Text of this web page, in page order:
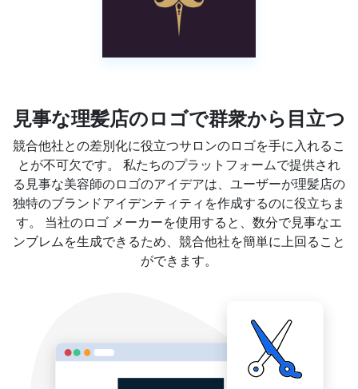
見事な理髪店のロゴで群衆から目立つ
競合他社との差別化に役立つサロンのロゴを手に入れるこ
とが不可欠です。 私たちのプラットフォームで提供され
る見事な美容師のロゴのアイデアは、ユーザーが理髪店の
独特のブランドアイデンティティを作成するのに役立ちま
す。 当社のロゴ メーカーを使用すると、数分で見事なエ
ンブレムを生成できるため、競合他社を簡単に上回ること
ができます。